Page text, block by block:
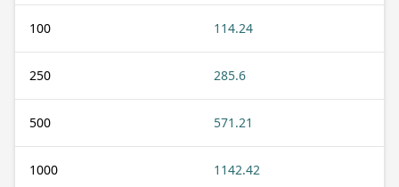
100 114.24
250 285.6
500 571.21
1000 1142.42